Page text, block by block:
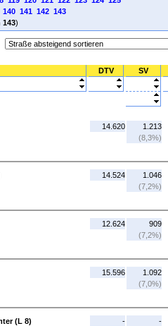
140 141 142 143
143)
DTV SV
14.620
1.213
(8,3%)
14.524
1.046
(7,2%)
12.624
909
(7,2%)
15.596
1.092
(7,0%)
(L 8)
-
-